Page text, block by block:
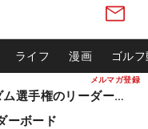
メルマガ登録
ライフ 漫画 ゴル
松山英樹ら出場 ウィンダム選手権のリーダーボード
ーボード